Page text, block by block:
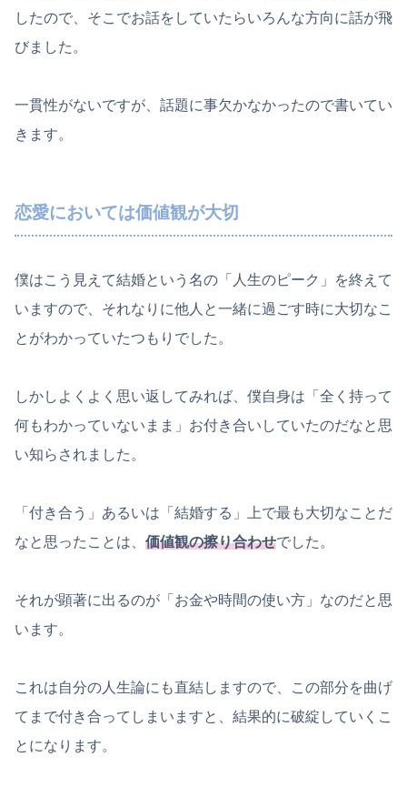
したので、そこでお話をしていたらいろんな方向に話が飛
びました。
一貫性がないですが、話題に事欠かなかったので書いてい
きます。
恋愛においては価値観が大切
僕はこう見えて結婚という名の「人生のピーク」を終えて
いますので、それなりに他人と一緒に過ごす時に大切なこ
とがわかっていたつもりでした。
しかしよくよく思い返してみれば、僕自身は「全く持って
何もわかっていないまま」お付き合いしていたのだなと思
い知らされました。
「付き合う」あるいは「結婚する」上で最も大切なことだ
なと思ったことは、 価値観の擦り合わせでした。
それが顕著に出るのが「お金や時間の使い方」なのだと思
います。
これは自分の人生論にも直結しますので、この部分を曲げ
てまで付き合ってしまいますと、結果的に破綻していくこ
とになります。